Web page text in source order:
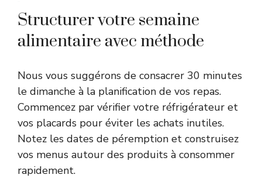
Structurer votre semaine
alimentaire avec méthode
Nous vous suggérons de consacrer 30 minutes
le dimanche à la planification de vos repas.
Commencez par vérifier votre réfrigérateur et
vos placards pour éviter les achats inutiles.
Notez les dates de péremption et construisez
vos menus autour des produits à consommer
rapidement.